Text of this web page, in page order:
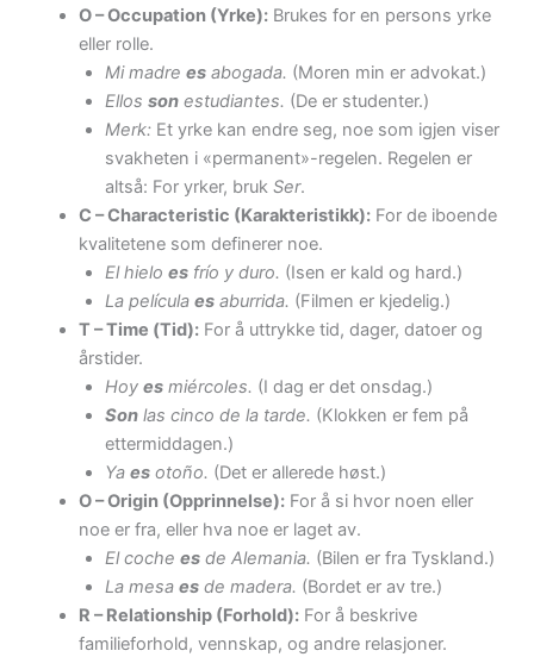
O – Occupation (Yrke): Brukes for en persons yrke
eller rolle.
Mi madrees abogada. (Moren min er advokat.)
Ellosson estudiantes. (De er studenter.)
Merk: Et yrke kan endre seg, noe som igjen viser
svakheten i «permanent»-regelen. Regelen er
altså: For yrker, brukSer.
C – Characteristic (Karakteristikk): For de iboende
kvalitetene som definerer noe.
El hieloes frío y duro. (Isen er kald og hard.)
La películaes aburrida. (Filmen er kjedelig.)
T – Time (Tid): For å uttrykke tid, dager, datoer og
årstider.
Hoyes miércoles. (I dag er det onsdag.)
Son las cinco de la tarde. (Klokken er fem på
ettermiddagen.)
Yaes otoño. (Det er allerede høst.)
O – Origin (Opprinnelse): For å si hvor noen eller
noe er fra, eller hva noe er laget av.
El cochees de Alemania. (Bilen er fra Tyskland.)
La mesaes de madera. (Bordet er av tre.)
R – Relationship (Forhold): For å beskrive
familieforhold, vennskap, og andre relasjoner.